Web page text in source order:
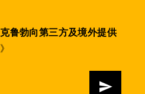
克鲁勃向第三方及境外提供
》